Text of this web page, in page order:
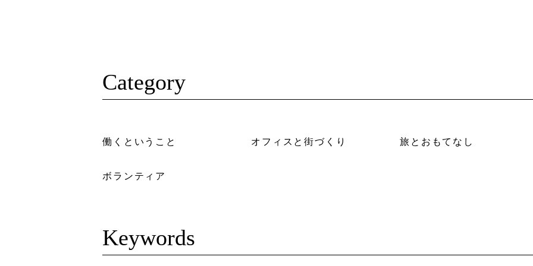
Category
働くということ オフィスと街づくり 旅とおもてなし
ボランティア
Keywords